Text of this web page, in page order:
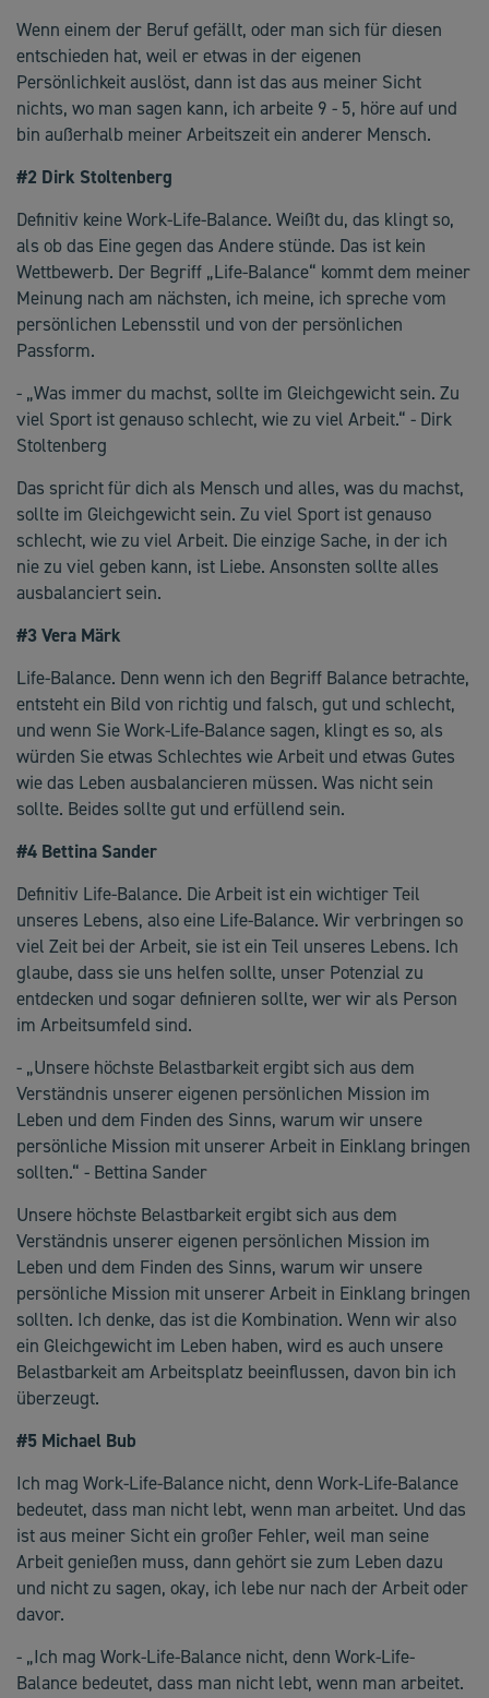
Wenn einem der Beruf gefällt, oder man sich für diesen
entschieden hat, weil er etwas in der eigenen
Persönlichkeit auslöst, dann ist das aus meiner Sicht
nichts, wo man sagen kann, ich arbeite 9 - 5, höre auf und
bin außerhalb meiner Arbeitszeit ein anderer Mensch.
#2 Dirk Stoltenberg
Definitiv keine Work-Life-Balance. Weißt du, das klingt so,
als ob das Eine gegen das Andere stünde. Das ist kein
Wettbewerb. Der Begriff „Life-Balance“ kommt dem meiner
Meinung nach am nächsten, ich meine, ich spreche vom
persönlichen Lebensstil und von der persönlichen
Passform.
- „Was immer du machst, sollte im Gleichgewicht sein. Zu
viel Sport ist genauso schlecht, wie zu viel Arbeit.“ - Dirk
Stoltenberg
Das spricht für dich als Mensch und alles, was du machst,
sollte im Gleichgewicht sein. Zu viel Sport ist genauso
schlecht, wie zu viel Arbeit. Die einzige Sache, in der ich
nie zu viel geben kann, ist Liebe. Ansonsten sollte alles
ausbalanciert sein.
#3 Vera Märk
Life-Balance. Denn wenn ich den Begriff Balance betrachte,
entsteht ein Bild von richtig und falsch, gut und schlecht,
und wenn Sie Work-Life-Balance sagen, klingt es so, als
würden Sie etwas Schlechtes wie Arbeit und etwas Gutes
wie das Leben ausbalancieren müssen. Was nicht sein
sollte. Beides sollte gut und erfüllend sein.
#4 Bettina Sander
Definitiv Life-Balance. Die Arbeit ist ein wichtiger Teil
unseres Lebens, also eine Life-Balance. Wir verbringen so
viel Zeit bei der Arbeit, sie ist ein Teil unseres Lebens. Ich
glaube, dass sie uns helfen sollte, unser Potenzial zu
entdecken und sogar definieren sollte, wer wir als Person
im Arbeitsumfeld sind.
- „Unsere höchste Belastbarkeit ergibt sich aus dem
Verständnis unserer eigenen persönlichen Mission im
Leben und dem Finden des Sinns, warum wir unsere
persönliche Mission mit unserer Arbeit in Einklang bringen
sollten.“ - Bettina Sander
Unsere höchste Belastbarkeit ergibt sich aus dem
Verständnis unserer eigenen persönlichen Mission im
Leben und dem Finden des Sinns, warum wir unsere
persönliche Mission mit unserer Arbeit in Einklang bringen
sollten. Ich denke, das ist die Kombination. Wenn wir also
ein Gleichgewicht im Leben haben, wird es auch unsere
Belastbarkeit am Arbeitsplatz beeinflussen, davon bin ich
überzeugt.
#5 Michael Bub
Ich mag Work-Life-Balance nicht, denn Work-Life-Balance
bedeutet, dass man nicht lebt, wenn man arbeitet. Und das
ist aus meiner Sicht ein großer Fehler, weil man seine
Arbeit genießen muss, dann gehört sie zum Leben dazu
und nicht zu sagen, okay, ich lebe nur nach der Arbeit oder
davor.
- „Ich mag Work-Life-Balance nicht, denn Work-Life-
Balance bedeutet, dass man nicht lebt, wenn man arbeitet.